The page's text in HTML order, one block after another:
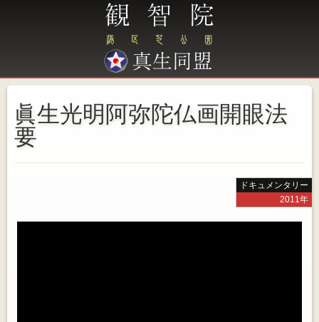
眞生光明阿弥陀仏画開眼法
要
ドキュメンタリー
2011年